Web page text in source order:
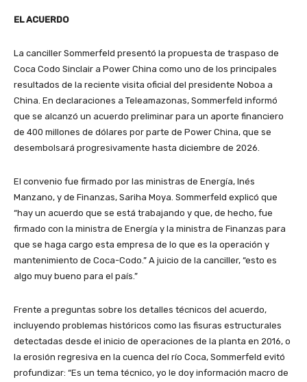
EL ACUERDO
La canciller Sommerfeld presentó la propuesta de traspaso de
Coca Codo Sinclair a Power China como uno de los principales
resultados de la reciente visita oficial del presidente Noboa a
China. En declaraciones a Teleamazonas, Sommerfeld informó
que se alcanzó un acuerdo preliminar para un aporte financiero
de 400 millones de dólares por parte de Power China, que se
desembolsará progresivamente hasta diciembre de 2026.
El convenio fue firmado por las ministras de Energía, Inés
Manzano, y de Finanzas, Sariha Moya. Sommerfeld explicó que
“hay un acuerdo que se está trabajando y que, de hecho, fue
firmado con la ministra de Energía y la ministra de Finanzas para
que se haga cargo esta empresa de lo que es la operación y
mantenimiento de Coca-Codo.” A juicio de la canciller, “esto es
algo muy bueno para el país.”
Frente a preguntas sobre los detalles técnicos del acuerdo,
incluyendo problemas históricos como las fisuras estructurales
detectadas desde el inicio de operaciones de la planta en 2016, o
la erosión regresiva en la cuenca del río Coca, Sommerfeld evitó
profundizar: “Es un tema técnico, yo le doy información macro de